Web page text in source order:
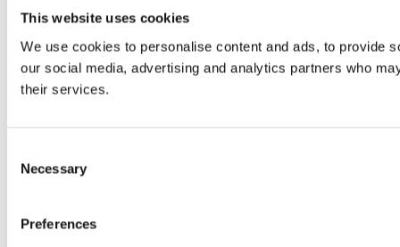
This website uses cookies
We use cookies to personalise content and ads, to provide
our social media, advertising and analytics partners who
their services.
Selection
Necessary
Preferences